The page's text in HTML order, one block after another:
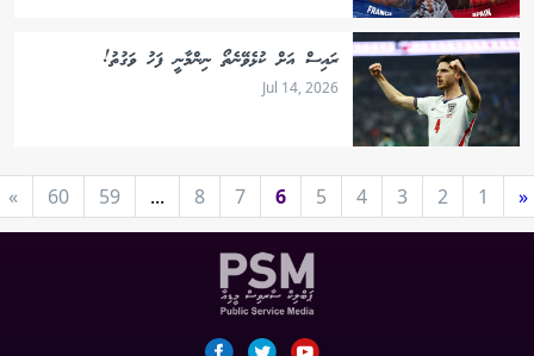
ރައިސް އަށް ކުޅެވޭނެތޯ ނިންމާނީ ފަހު ވަގުތު!
Jul 14, 2026
«
1
2
3
4
5
6
7
8
...
59
60
»